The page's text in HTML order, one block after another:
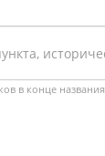
в конце названия